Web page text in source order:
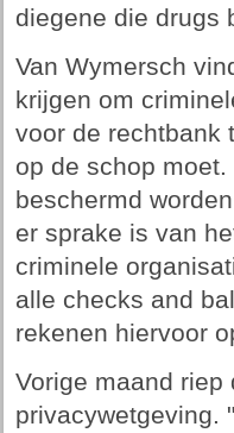
diegene die drugs
Van Wymersch
krijgen om
voor de rechtbank
op de schop
beschermd
er sprake is van
criminele
alle checks and
rekenen hiervoor
Vorige maand
privacywetgeving.